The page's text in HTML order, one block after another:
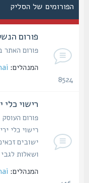
הפורומים של הסליק
פורום הנשק
פורום האתר
המנהלים:
8524
רישוי כלי יריה
פורום העוסק
רישוי כלי יריה
ישובים זכאים,
ושאלות לגבי
המנהלים: